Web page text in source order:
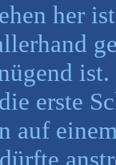
her
erste
auf